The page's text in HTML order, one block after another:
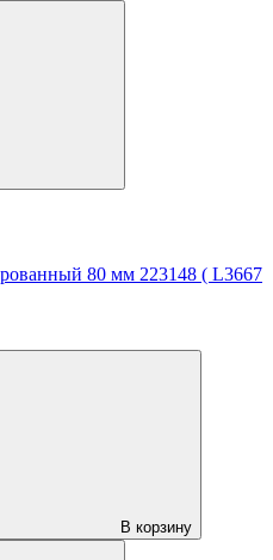
80 мм 223148 ( L3667
В корзину